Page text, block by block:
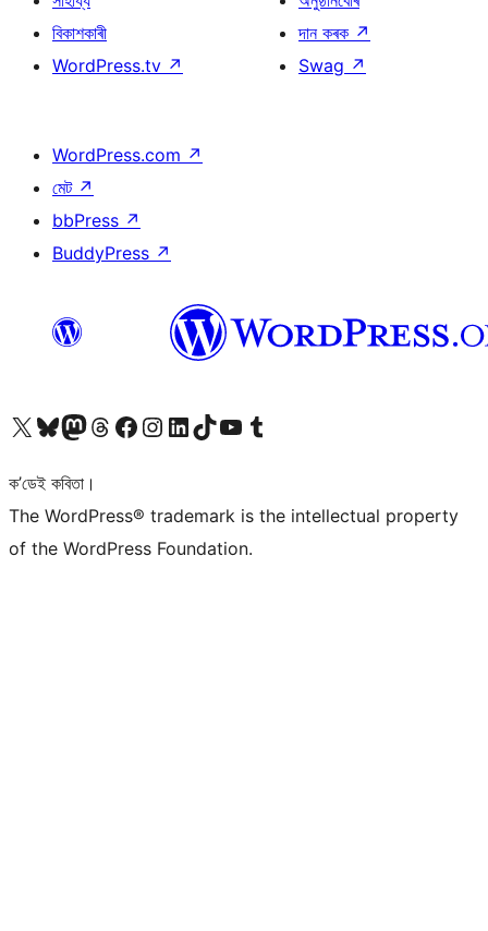
বিকাশকাৰী
WordPress.tv ↗
দান কৰক ↗
Swag ↗
WordPress.com ↗
মেট ↗
bbPress ↗
BuddyPress ↗
আমাৰ X (আগৰ Twitter) একাউণ্টলৈ যাওকআমাৰ Bluesky একাউণ্টলৈ যাওকআমাৰ Mastodon একাউণ্টলৈ যাওকআমাৰ Threads একাউণ্টলৈ যাওকআমাৰ Facebook পৃষ্ঠালৈ যাওকআমাৰ Instagram একাউণ্টলৈ যাওকআমাৰ LinkedIn একাউণ্টলৈ যাওকআমাৰ TikTok একাউণ্টলৈ যাওকআমাৰ YouTube চেনেললৈ যাওকআমাৰ Tumblr একাউণ্টলৈ যাওক
ক’ডেই কবিতা।
The WordPress® trademark is the intellectual property
of the WordPress Foundation.